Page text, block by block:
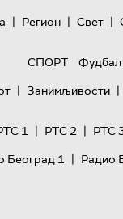
| Регион | Свет |
СПОРТ
Фудбал
| Занимљивости |
1 | РТС 2 | РТС
Београд 1 | Радио